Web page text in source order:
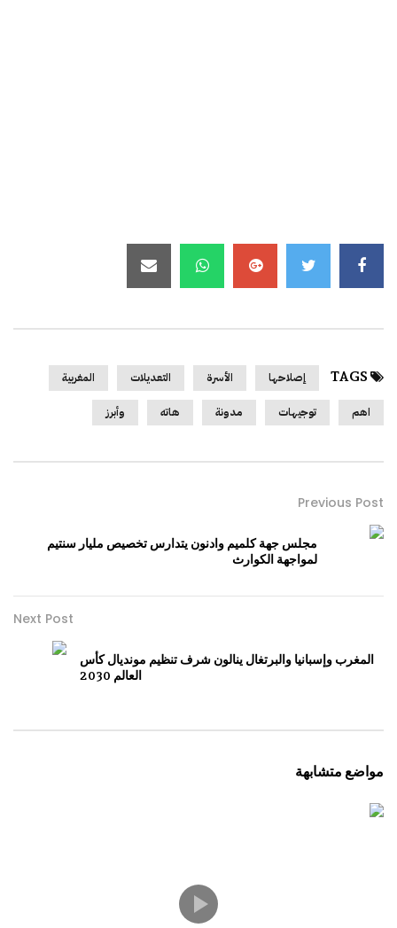
TAGS إصلاحها الأسرة التعديلات المغربية
اهم توجيهات مدونة هاته وأبرز
Previous Post
مجلس جهة كلميم وادنون يتدارس تخصيص مليار سنتيم
لمواجهة الكوارث
Next Post
المغرب وإسبانيا والبرتغال ينالون شرف تنظيم مونديال كأس
العالم 2030
مواضع متشابهة